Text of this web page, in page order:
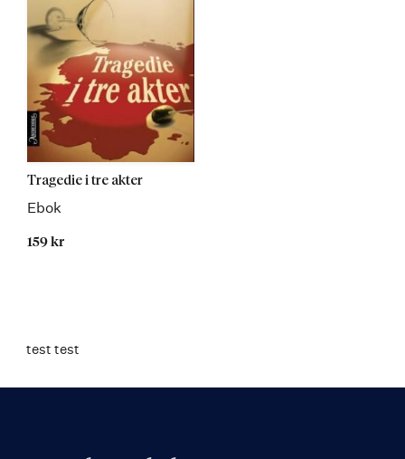
Tragedie i tre akter
Ebok
159 kr
test test